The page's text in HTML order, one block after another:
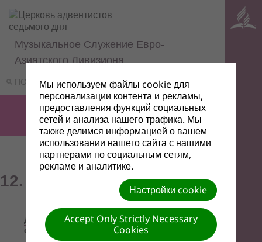
ПОИСК МЕНЮ
Музыкальное Служение Евро-
Азиатского Дивизиона
12. Божий суд
Дата
файла
Название/
Ссылка
Описание
Мы используем файлы cookie для
персонализации контента и рекламы,
предоставления функций социальных
сетей и анализа нашего трафика. Мы
также делимся информацией о вашем
использовании нашего сайта с нашими
партнерами по социальным сетям,
рекламе и аналитике.
Настройки cookie
Accept Only Strictly Necessary
Cookies